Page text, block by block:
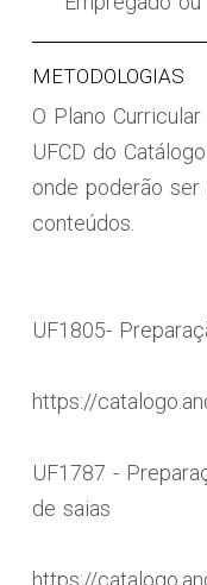
METODOLOGIAS
O Plano
UFCD do
onde poderão
conteúdos.
UF1805-
https://
UF1787 -
de saias